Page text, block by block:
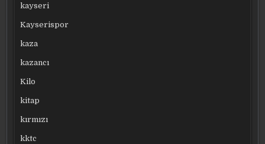
kayseri
Kayserispor
kaza
kazancı
Kilo
kitap
kırmızı
kktc